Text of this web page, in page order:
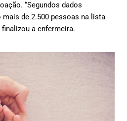
“Segundos dados
mais de 2.500 pessoas na lista
finalizou a enfermeira.